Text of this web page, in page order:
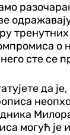
о
сте се
да
могућ